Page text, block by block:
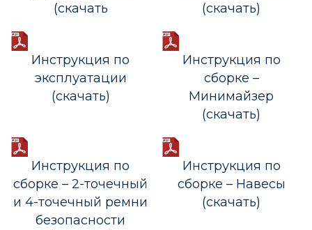
(скачать
(скачать)
Инструкция по
эксплуатации
(скачать)
Инструкция по
сборке –
Минимайзер
(скачать)
Инструкция по
сборке – 2-точечный
и 4-точечный ремни
безопасности
Инструкция по
сборке – Навесы
(скачать)